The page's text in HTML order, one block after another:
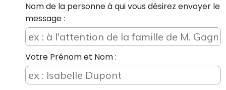
Nom de la personne à qui vous désirez envoyer le
message :
Votre Prénom et Nom :